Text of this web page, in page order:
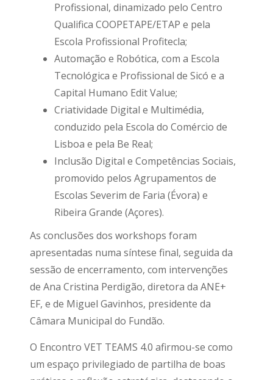
Profissional, dinamizado pelo Centro
Qualifica COOPETAPE/ETAP e pela
Escola Profissional Profitecla;
Automação e Robótica, com a Escola
Tecnológica e Profissional de Sicó e a
Capital Humano Edit Value;
Criatividade Digital e Multimédia,
conduzido pela Escola do Comércio de
Lisboa e pela Be Real;
Inclusão Digital e Competências Sociais,
promovido pelos Agrupamentos de
Escolas Severim de Faria (Évora) e
Ribeira Grande (Açores).
As conclusões dos workshops foram
apresentadas numa síntese final, seguida da
sessão de encerramento, com intervenções
de Ana Cristina Perdigão, diretora da ANE+
EF, e de Miguel Gavinhos, presidente da
Câmara Municipal do Fundão.
O Encontro VET TEAMS 4.0 afirmou-se como
um espaço privilegiado de partilha de boas